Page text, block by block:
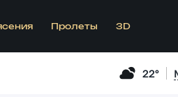
Пролеты 3D
22°